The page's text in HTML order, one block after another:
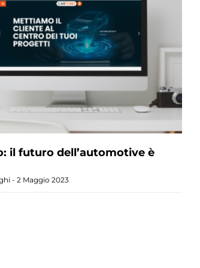
il futuro dell’automotive è
2 Maggio 2023